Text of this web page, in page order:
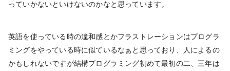
っていかないといけないのかなと思っています。
英語を使っている時の違和感とかフラストレーションはプログラ
ミングをやっている時に似ているなぁと思っており、人によるの
かもしれないですが結構プログラミング初めて最初の二、三年は